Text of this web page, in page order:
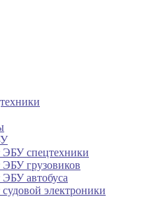
ЭБУ спецтехники
грузовиков
автобуса
электроники